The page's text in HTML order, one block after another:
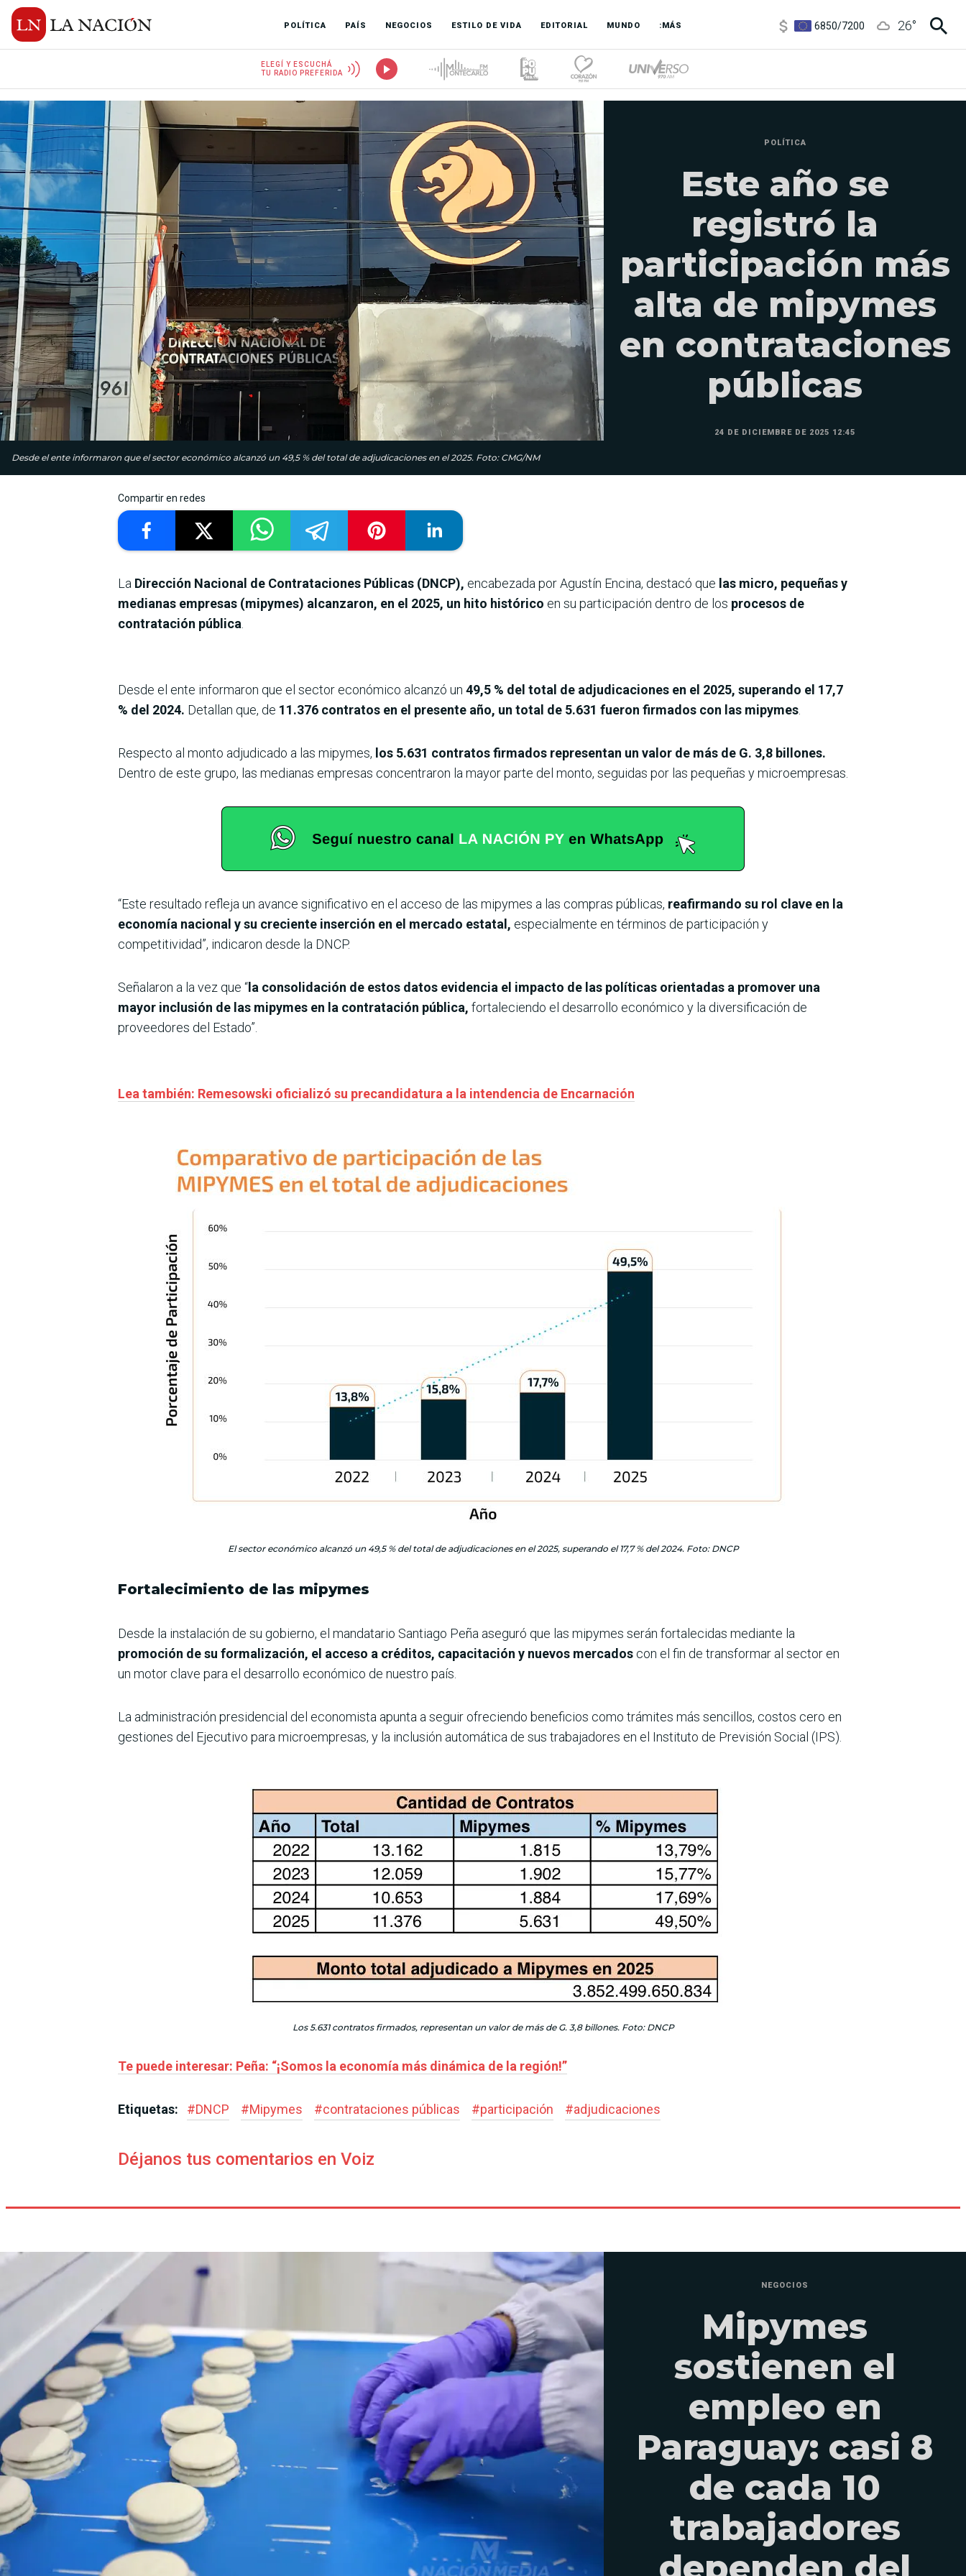
POLÍTICA PAÍS NEGOCIOS ESTILO DE VIDA EDITORIAL MUNDO :MÁS
5900/5960 26°
ELEGÍ Y ESCUCHÁ
TU RADIO PREFERIDA
Desde el ente informaron que el sector económico alcanzó un 49,5 % del total de adjudicaciones en el 2025. Foto: CMG/NM
POLÍTICA
Este año se
registró la
participación más
alta de mipymes
en contrataciones
públicas
24 DE DICIEMBRE DE 2025 12:45
Compartir en redes
La Dirección Nacional de Contrataciones Públicas (DNCP), encabezada por Agustín Encina, destacó que las micro, pequeñas y
medianas empresas (mipymes) alcanzaron, en el 2025, un hito histórico en su participación dentro de los procesos de
contratación pública
Desde el ente informaron que el sector económico alcanzó un 49,5 % del total de adjudicaciones en el 2025, superando el 17,7
% del 2024. Detallan que, de 11.376 contratos en el presente año, un total de 5.631 fueron firmados con las mipymes
Respecto al monto adjudicado a las mipymes, los 5.631 contratos firmados representan un valor de más de G. 3,8 billones.
Dentro de este grupo, las medianas empresas concentraron la mayor parte del monto, seguidas por las pequeñas y microempresas.
“Este resultado refleja un avance significativo en el acceso de las mipymes a las compras públicas, reafirmando su rol clave en la
economía nacional y su creciente inserción en el mercado estatal, especialmente en términos de participación y
competitividad”, indicaron desde la DNCP.
Señalaron a la vez que “la consolidación de estos datos evidencia el impacto de las políticas orientadas a promover una
mayor inclusión de las mipymes en la contratación pública, fortaleciendo el desarrollo económico y la diversificación de
proveedores del Estado”.
Lea también: Remesowski oficializó su precandidatura a la intendencia de Encarnación
El sector económico alcanzó un 49,5 % del total de adjudicaciones en el 2025, superando el 17,7 % del 2024. Foto: DNCP
Fortalecimiento de las mipymes
Desde la instalación de su gobierno, el mandatario Santiago Peña aseguró que las mipymes serán fortalecidas mediante la
promoción de su formalización, el acceso a créditos, capacitación y nuevos mercados con el fin de transformar al sector en
un motor clave para el desarrollo económico de nuestro país.
La administración presidencial del economista apunta a seguir ofreciendo beneficios como trámites más sencillos, costos cero en
gestiones del Ejecutivo para microempresas, y la inclusión automática de sus trabajadores en el Instituto de Previsión Social (IPS).
Los 5.631 contratos firmados, representan un valor de más de G. 3,8 billones. Foto: DNCP
Te puede interesar: Peña: “¡Somos la economía más dinámica de la región!”
Etiquetas: #DNCP #Mipymes #contrataciones públicas #participación #adjudicaciones
Déjanos tus comentarios en Voiz
NEGOCIOS
Mipymes
sostienen el
empleo en
Paraguay: casi 8
de cada 10
trabajadores